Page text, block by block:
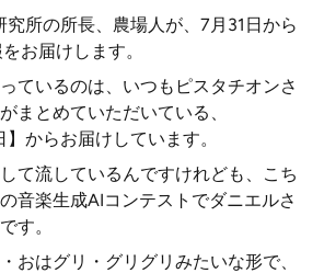
所の所長、農場人が、7月31日から
お届けします。
ているのは、いつもピスタチオンさ
まとめていただいている、
】からお届けしています。
て流しているんですけれども、こち
音楽生成AIコンテストでダニエルさ
す。
おはグリ・グリグリみたいな形で、